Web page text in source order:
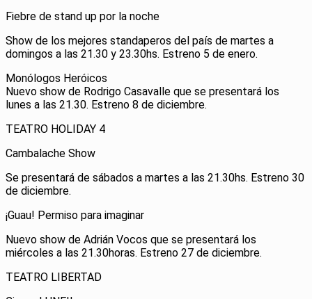
Fiebre de stand up por la noche
Show de los mejores standaperos del país de martes a
domingos a las 21.30 y 23.30hs. Estreno 5 de enero.
Monólogos Heróicos
Nuevo show de Rodrigo Casavalle que se presentará los
lunes a las 21.30. Estreno 8 de diciembre.
TEATRO HOLIDAY 4
Cambalache Show
Se presentará de sábados a martes a las 21.30hs. Estreno 30
de diciembre.
¡Guau! Permiso para imaginar
Nuevo show de Adrián Vocos que se presentará los
miércoles a las 21.30horas. Estreno 27 de diciembre.
TEATRO LIBERTAD